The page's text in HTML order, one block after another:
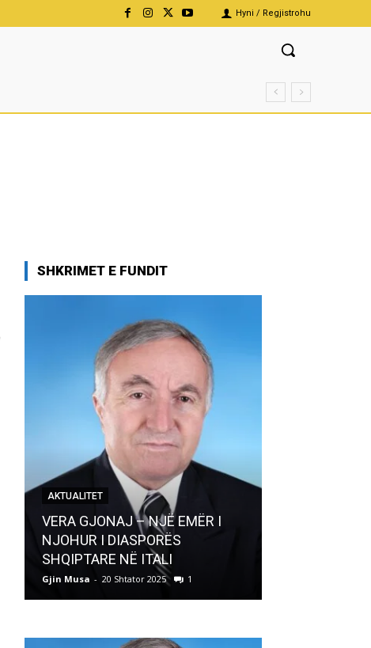
Hyni / Regjistrohu
SHKRIMET E FUNDIT
AKTUALITET
VERA GJONAJ – NJË EMËR I
NJOHUR I DIASPORËS
SHQIPTARE NË ITALI
Gjin Musa - 20 Shtator 2025 1